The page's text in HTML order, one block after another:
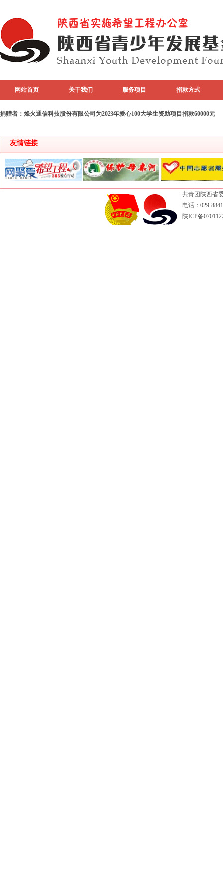
网站首页 关于我们 服务项目 捐款方式
专题活动 top图片
捐赠者：烽火通信科技股份有限公司为2023年爱心100大学生资助项目捐款60000元
友情链接
共青团陕西省
电话：029-
陕ICP备